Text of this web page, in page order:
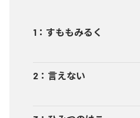
1 ： すももみるく
2 ： 言えない